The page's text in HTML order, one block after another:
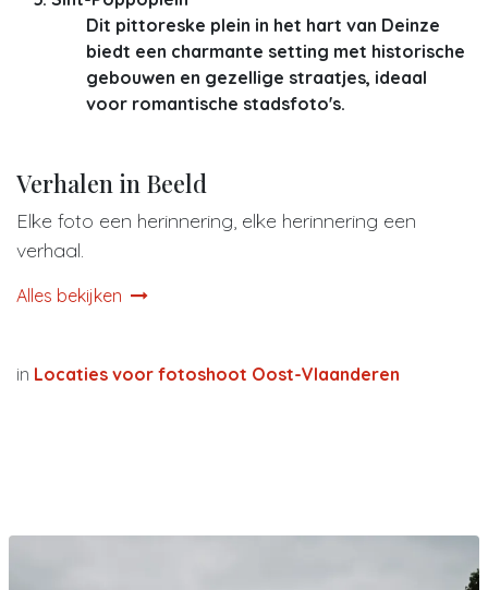
Dit pittoreske plein in het hart van Deinze
biedt een charmante setting met historische
gebouwen en gezellige straatjes, ideaal
voor romantische stadsfoto's.
Verhalen in Beeld
Elke foto een herinnering, elke herinnering een
verhaal.
Alles bekijken
in Locaties voor fotoshoot Oost-Vlaanderen